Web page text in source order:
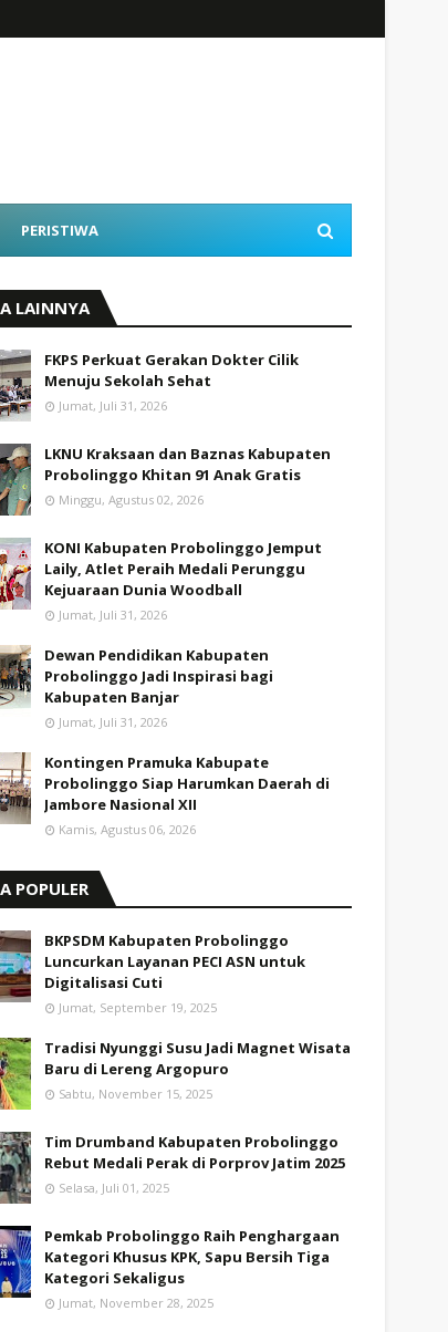
PERISTIWA
LAINNYA
FKPS Perkuat Gerakan Dokter Cilik
Menuju Sekolah Sehat
Jumat, Juli 31, 2026
LKNU Kraksaan dan Baznas Kabupaten
Probolinggo Khitan 91 Anak Gratis
Minggu, Agustus 02, 2026
KONI Kabupaten Probolinggo Jemput
Laily, Atlet Peraih Medali Perunggu
Kejuaraan Dunia Woodball
Jumat, Juli 31, 2026
Dewan Pendidikan Kabupaten
Probolinggo Jadi Inspirasi bagi
Kabupaten Banjar
Jumat, Juli 31, 2026
Kontingen Pramuka Kabupate
Probolinggo Siap Harumkan Daerah di
Jambore Nasional XII
Kamis, Agustus 06, 2026
POPULER
BKPSDM Kabupaten Probolinggo
Luncurkan Layanan PECI ASN untuk
Digitalisasi Cuti
Jumat, September 19, 2025
Tradisi Nyunggi Susu Jadi Magnet Wisata
Baru di Lereng Argopuro
Sabtu, November 15, 2025
Tim Drumband Kabupaten Probolinggo
Rebut Medali Perak di Porprov Jatim 2025
Selasa, Juli 01, 2025
Pemkab Probolinggo Raih Penghargaan
Kategori Khusus KPK, Sapu Bersih Tiga
Kategori Sekaligus
Jumat, November 28, 2025